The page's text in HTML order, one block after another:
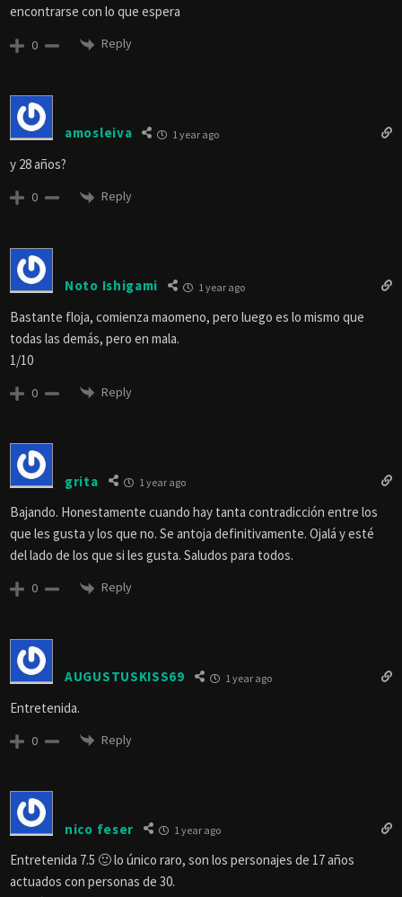
encontrarse con lo que espera
0 Reply
amosleiva 1 year ago
y 28 años?
0 Reply
Noto Ishigami 1 year ago
Bastante floja, comienza maomeno, pero luego es lo mismo que
todas las demás, pero en mala.
1/10
0 Reply
grita 1 year ago
Bajando. Honestamente cuando hay tanta contradicción entre los
que les gusta y los que no. Se antoja definitivamente. Ojalá y esté
del lado de los que si les gusta. Saludos para todos.
0 Reply
AUGUSTUSKISS69 1 year ago
Entretenida.
0 Reply
nico feser 1 year ago
Entretenida 7.5 🙂 lo único raro, son los personajes de 17 años
actuados con personas de 30.